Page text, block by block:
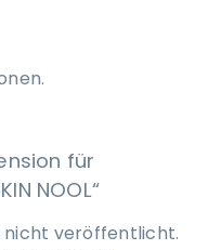
für
NOOL“
nicht veröffentlicht.